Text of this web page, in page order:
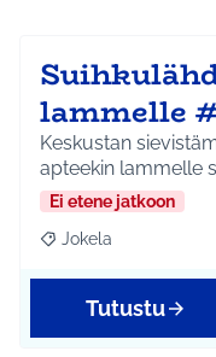
lammelle
Keskustan sievistämiseksi ja elävöittämiseksi
apteekin lammelle
Ei etene jatkoon
Rajaa tulokset
Jokela
Tutustu